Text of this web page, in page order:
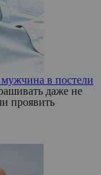
мужчина в постели
даже не
проявить